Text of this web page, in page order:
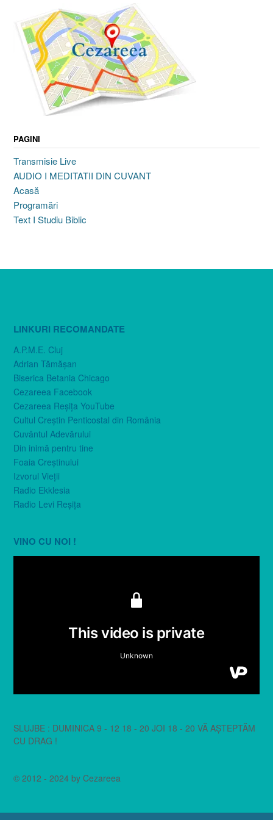
PAGINI
Transmisie Live
AUDIO I MEDITATII DIN CUVANT
Acasă
Programări
Text I Studiu Biblic
LINKURI RECOMANDATE
A.P.M.E. Cluj
Adrian Tămăşan
Biserica Betania Chicago
Cezareea Facebook
Cezareea Reşiţa YouTube
Cultul Creştin Penticostal din România
Cuvântul Adevărului
Din inimă pentru tine
Foaia Creştinului
Izvorul Vieţii
Radio Ekklesia
Radio Levi Reşiţa
VINO CU NOI !
SLUJBE : DUMINICA 9 - 12 18 - 20 JOI 18 - 20 VĂ AȘTEPTĂM
CU DRAG !
© 2012 - 2024 by Cezareea